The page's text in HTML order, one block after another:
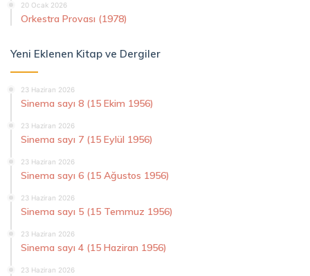
20 Ocak 2026
Orkestra Provası (1978)
Yeni Eklenen Kitap ve Dergiler
23 Haziran 2026
Sinema sayı 8 (15 Ekim 1956)
23 Haziran 2026
Sinema sayı 7 (15 Eylül 1956)
23 Haziran 2026
Sinema sayı 6 (15 Ağustos 1956)
23 Haziran 2026
Sinema sayı 5 (15 Temmuz 1956)
23 Haziran 2026
Sinema sayı 4 (15 Haziran 1956)
23 Haziran 2026